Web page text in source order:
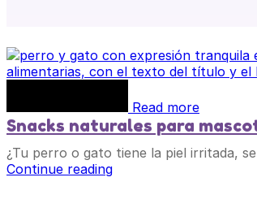
Read more
Snacks naturales para
¿Tu perro o gato tiene la piel irritada,
Continue reading